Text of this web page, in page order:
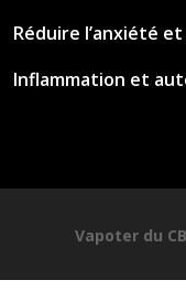
Réduire l’anxiété
Inflammation et
Vapoter du